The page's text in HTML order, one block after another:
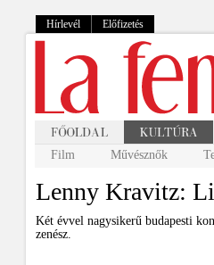
Hírlevél Előfizetés
Film Művésznők
Lenny Kravitz:
Két évvel nagysikerű budapesti
zenész.